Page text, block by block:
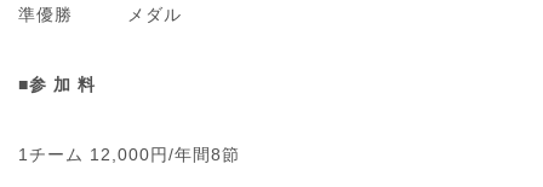
準優勝 メダル
■参 加 料
1チーム 12,000円/年間8節